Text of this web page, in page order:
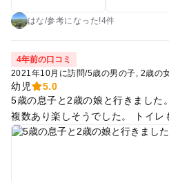
はな/参考に なった!4件
4年前の口コミ
2021年10月に訪問/5歳の男の子 2歳の
幼児
5.0
5歳の息子と2歳の娘と行きました
複数あり楽しそうでした。 トイレ